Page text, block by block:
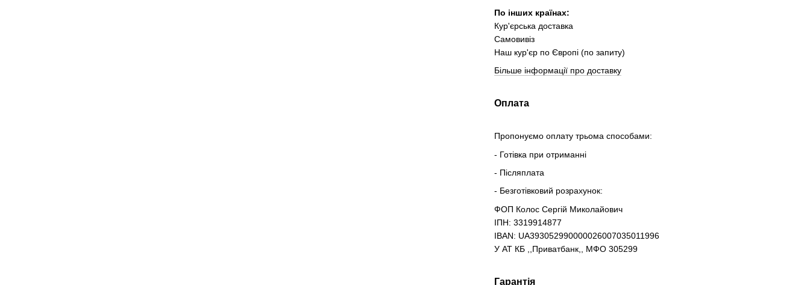
По інших країнах:
Кур'єрська доставка
Самовивіз
Наш кур'єр по Європі (по запиту)
Більше інформації про доставку
Оплата
Пропонуємо оплату трьома способами:
- Готівка при отриманні
- Післяплата
- Безготівковий розрахунок:
ФОП Колос Сергій Миколайович
ІПН: 3319914877
IBAN: UA393052990000026007035011996
У АТ КБ ,,Приватбанк,, МФО 305299
Гарантія